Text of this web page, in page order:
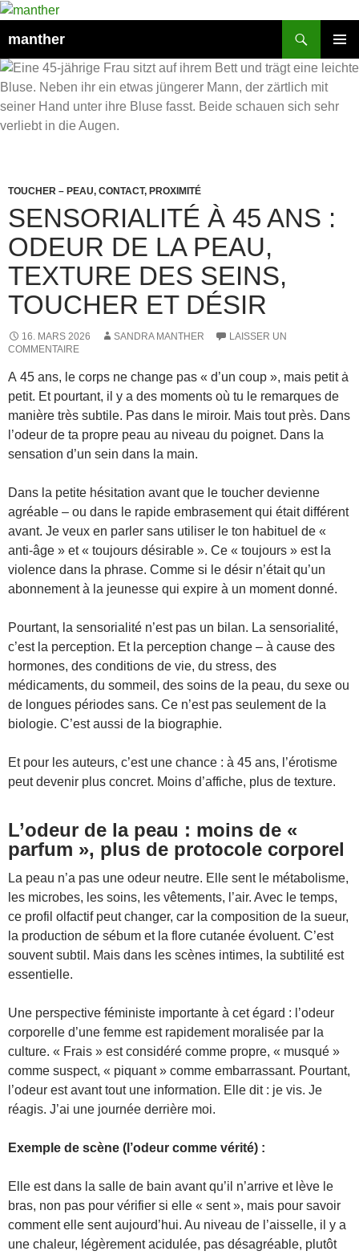
manther
MENU
AU
CONTENU
TOUCHER – PEAU, CONTACT, PROXIMITÉ
SENSORIALITÉ À 45 ANS :
ODEUR DE LA PEAU,
TEXTURE DES SEINS,
TOUCHER ET DÉSIR
16. MARS 2026 SANDRA MANTHER
LAISSER UN
COMMENTAIRE
À 45 ans, le corps ne change pas « d’un coup », mais petit à
petit. Et pourtant, il y a des moments où tu le remarques de
manière très subtile. Pas dans le miroir. Mais tout près. Dans
l’odeur de ta propre peau au niveau du poignet. Dans la
sensation d’un sein dans la main.
Dans la petite hésitation avant que le toucher devienne
agréable – ou dans le rapide embrasement qui était différent
avant. Je veux en parler sans utiliser le ton habituel de «
anti-âge » et « toujours désirable ». Ce « toujours » est la
violence dans la phrase. Comme si le désir n’était qu’un
abonnement à la jeunesse qui expire à un moment donné.
Pourtant, la sensorialité n’est pas un bilan. La sensorialité,
c’est la perception. Et la perception change – à cause des
hormones, des conditions de vie, du stress, des
médicaments, du sommeil, des soins de la peau, du sexe ou
de longues périodes sans. Ce n’est pas seulement de la
biologie. C’est aussi de la biographie.
Et pour les auteurs, c’est une chance : à 45 ans, l’érotisme
peut devenir plus concret. Moins d’affiche, plus de texture.
L’odeur de la peau : moins de «
parfum », plus de protocole corporel
La peau n’a pas une odeur neutre. Elle sent le métabolisme,
les microbes, les soins, les vêtements, l’air. Avec le temps,
ce profil olfactif peut changer, car la composition de la sueur,
la production de sébum et la flore cutanée évoluent. C’est
souvent subtil. Mais dans les scènes intimes, la subtilité est
essentielle.
Une perspective féministe importante à cet égard : l’odeur
corporelle d’une femme est rapidement moralisée par la
culture. « Frais » est considéré comme propre, « musqué »
comme suspect, « piquant » comme embarrassant. Pourtant,
l’odeur est avant tout une information. Elle dit : je vis. Je
réagis. J’ai une journée derrière moi.
Exemple de scène (l’odeur comme vérité) :
Elle est dans la salle de bain avant qu’il n’arrive et lève le
bras, non pas pour vérifier si elle « sent », mais pour savoir
comment elle sent aujourd’hui. Au niveau de l’aisselle, il y a
une chaleur, légèrement acidulée, pas désagréable, plutôt